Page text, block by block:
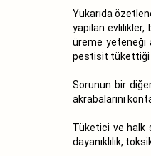
Yukarıda
yapılan
üreme yeteneği
pestisit tükettiği
Sorunun bir
akrabalarını
Tüketici ve halk
dayanıklılık,